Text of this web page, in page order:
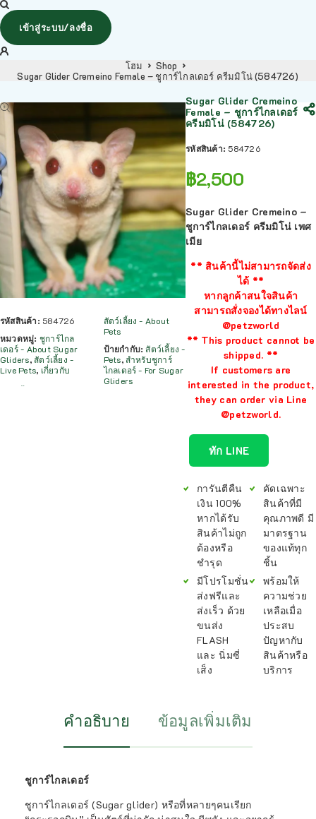
เข้าสู่ระบบ/ลงชื่อ
โฮม
Shop
Sugar Glider Cremeino Female – ชูการ์ไกลเดอร์ ครีมมิโน่ (584726)
รหัสสินค้า: 584726
หมวดหมู่: ชูการ์ไกล
เดอร์ - About Sugar
Gliders,สัตว์เลี้ยง -
Live Pets, เกี่ยวกับ
สัตว์เลี้ยง - About
Pets
ป้ายกำกับ:สัตว์เลี้ยง -
Pets,สำหรับชูการ์
ไกลเดอร์ - For Sugar
Gliders
Sugar Glider Cremeino
Female – ชูการ์ไกลเดอร์
ครีมมิโน่ (584726)
รหัสสินค้า: 584726
฿2,500
Sugar Glider Cremeino –
ชูการ์ไกลเดอร์ ครีมมิโน่ เพศ
เมีย
** สินค้านี้ไม่สามารถจัดส่ง
ได้ **
หากลูกค้าสนใจสินค้า
สามารถสั่งจองได้ทางไลน์
@petzworld
** This product cannot be
shipped. **
If customers are
interested in the product,
they can order via Line
@petzworld.
ทัก LINE
การันตีคืน
เงิน 100%
หากได้รับ
สินค้าไม่ถูก
ต้องหรือ
ชำรุด
มีโปรโมชั่น
ส่งฟรีและ
ส่งเร็ว ด้วย
ขนส่ง
FLASH
และ นิ่มซี่
เส็ง
คัดเฉพาะ
สินค้าที่มี
คุณภาพดี มี
มาตรฐาน
ของแท้ทุก
ชิ้น
พร้อมให้
ความช่วย
เหลือเมื่อ
ประสบ
ปัญหากับ
สินค้าหรือ
บริการ
คำอธิบาย ข้อมูลเพิ่มเติม
ชูการ์ไกลเดอร์
ชูการ์ไกลเดอร์ (Sugar glider) หรือที่หลายๆคนเรียก